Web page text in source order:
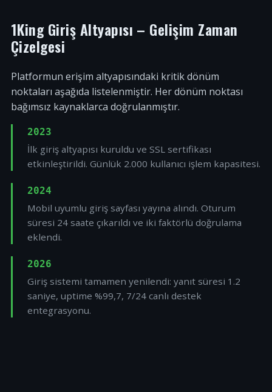
1King Giriş Altyapısı – Gelişim Zaman
Çizelgesi
Platformun erişim altyapısındaki kritik dönüm
noktaları aşağıda listelenmiştir. Her dönüm noktası
bağımsız kaynaklarca doğrulanmıştır.
2023
İlk giriş altyapısı kuruldu ve SSL sertifikası
etkinleştirildi. Günlük 2.000 kullanıcı işlem kapasitesi.
2024
Mobil uyumlu giriş sayfası yayına alındı. Oturum
süresi 24 saate çıkarıldı ve iki faktörlü doğrulama
eklendi.
2026
Giriş sistemi tamamen yenilendi: yanıt süresi 1.2
saniye, uptime %99,7, 7/24 canlı destek
entegrasyonu.